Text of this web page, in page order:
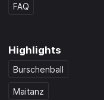
FAQ
Highlights
Burschenball
Maitanz